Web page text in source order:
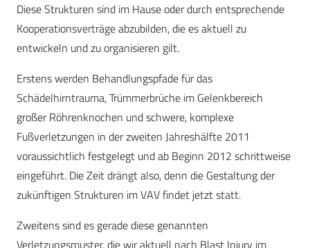
Diese Strukturen sind im Hause oder durch entsprechende
Kooperationsverträge abzubilden, die es aktuell zu
entwickeln und zu organisieren gilt.
Erstens werden Behandlungspfade für das
Schädelhirntrauma, Trümmerbrüche im Gelenkbereich
großer Röhrenknochen und schwere, komplexe
Fußverletzungen in der zweiten Jahreshälfte 2011
voraussichtlich festgelegt und ab Beginn 2012 schrittweise
eingeführt. Die Zeit drängt also, denn die Gestaltung der
zukünftigen Strukturen im VAV findet jetzt statt.
Zweitens sind es gerade diese genannten
Verletzungsmuster, die wir aktuell nach Blast Injury im